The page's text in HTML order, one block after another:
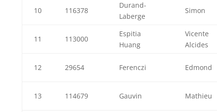
10 116378
Durand-
Laberge
Simon
11 113000
Espitia
Huang
Vicente
Alcides
12 29654 Ferenczi Edmond
13 114679 Gauvin Mathieu